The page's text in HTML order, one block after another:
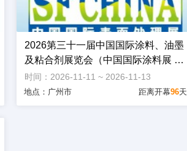
2026第三十一届中国国际涂料、油墨
及粘合剂展览会（中国国际涂料展 C
HINACOAT） 第三十九届中国国际表
面处理、涂装及涂料产品展览会
时间：2026-11-11 ~ 2026-11-13
地点：广州市 距离开幕96天